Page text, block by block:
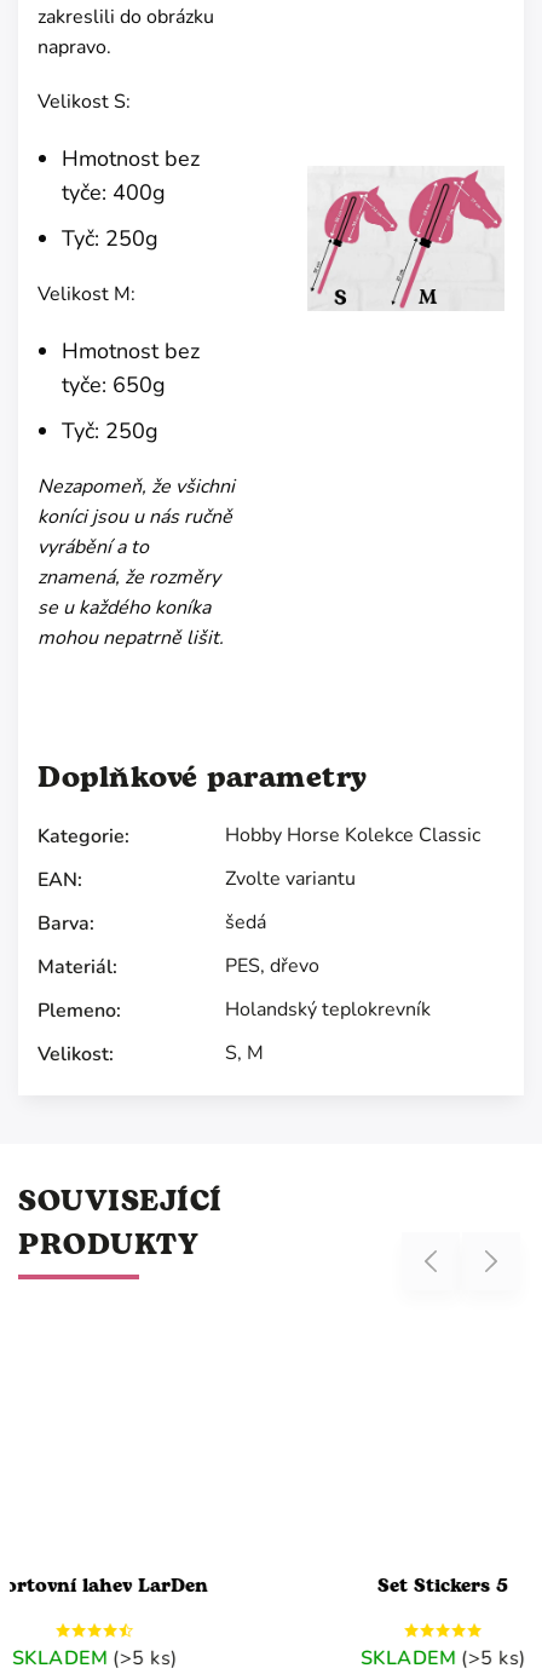
zakreslili do obrázku
napravo.
Velikost S:
Hmotnost bez
tyče: 400g
Tyč: 250g
Velikost M:
Hmotnost bez
tyče: 650g
Tyč: 250g
Nezapomeň, že všichni
koníci jsou u nás ručně
vyrábění a to
znamená, že rozměry
se u každého koníka
mohou nepatrně lišit.
Doplňkové parametry
Kategorie:
Hobby Horse Kolekce Classic
EAN:
Zvolte variantu
Barva:
šedá
Materiál:
PES, dřevo
Plemeno:
Holandský teplokrevník
Velikost: S, M
SOUVISEJÍCÍ
PRODUKTY
Previous
LarDen
(>5 ks)
Set Stickers 5
SKLADEM(>5 ks)
Next